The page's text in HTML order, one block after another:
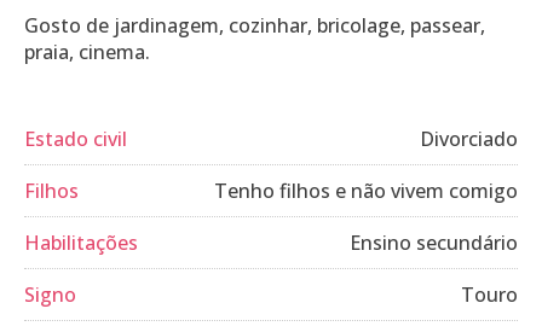
Gosto de jardinagem, cozinhar, bricolage, passear,
praia, cinema.
Estado civil
Divorciado
Filhos
Tenho filhos e não vivem comigo
Habilitações
Ensino secundário
Signo
Touro